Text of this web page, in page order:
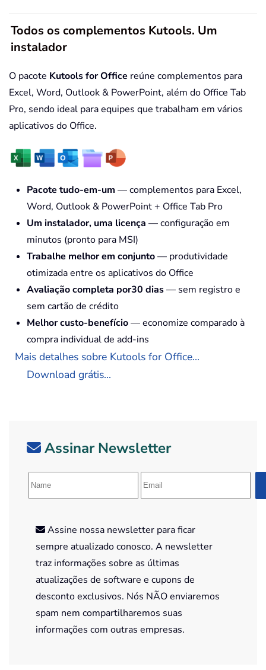
Todos os complementos Kutools. Um
instalador
O pacote Kutools for Office reúne complementos para
Excel, Word, Outlook & PowerPoint, além do Office Tab
Pro, sendo ideal para equipes que trabalham em vários
aplicativos do Office.
Pacote tudo-em-um — complementos para Excel,
Word, Outlook & PowerPoint + Office Tab Pro
Um instalador, uma licença — configuração em
minutos (pronto para MSI)
Trabalhe melhor em conjunto— produtividade
otimizada entre os aplicativos do Office
Avaliação completa por30 dias— sem registro e
sem cartão de crédito
Melhor custo-benefício— economize comparado à
compra individual de add-ins
Mais detalhes sobre Kutools for Office...
Download grátis...
Assinar Newsletter
Assine nossa newsletter para ficar
sempre atualizado conosco. A newsletter
traz informações sobre as últimas
atualizações de software e cupons de
desconto exclusivos. Nós NÃO enviaremos
spam nem compartilharemos suas
informações com outras empresas.